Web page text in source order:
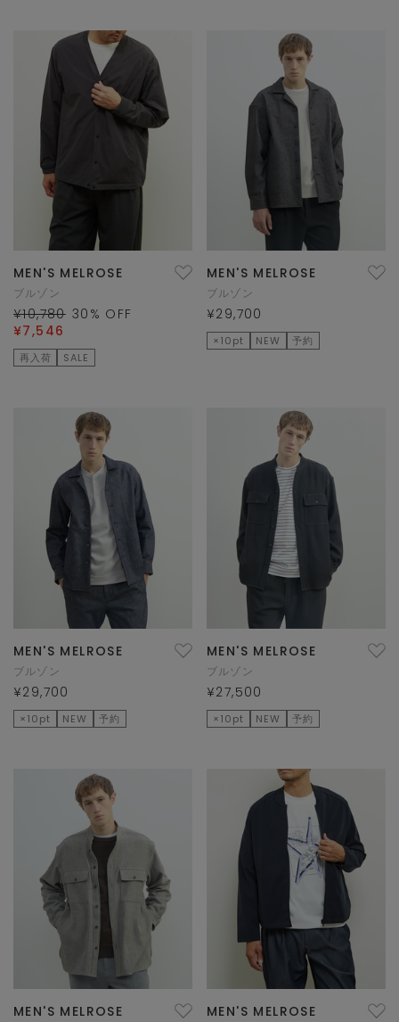
MEN'S MELROSE
ブルゾン
¥10,780 30 % OFF
¥7,546
再入荷 SALE
MEN'S MELROSE
ブルゾン
¥29,700
×10pt NEW 予約
MEN'S MELROSE
ブルゾン
¥29,700
×10pt NEW 予約
MEN'S MELROSE
ブルゾン
¥27,500
×10pt NEW 予約
MEN'S MELROSE MEN'S MELROSE